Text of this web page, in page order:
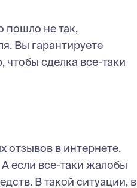
пошло не так,
Вы гарантируете
чтобы сделка все-таки
отзывов в интернете.
если все-таки жалобы
В такой ситуации, в